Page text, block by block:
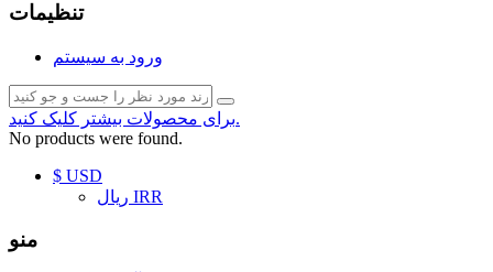
تنظیمات
ورود به سیستم
برای محصولات بیشتر کلیک کنید.
No products were found.
$ USD
ریال IRR
منو